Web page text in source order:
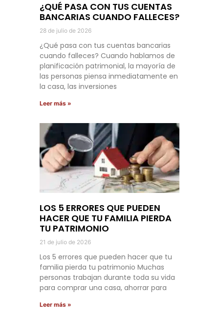
¿QUÉ PASA CON TUS CUENTAS
BANCARIAS CUANDO FALLECES?
28 de julio de 2026
¿Qué pasa con tus cuentas bancarias
cuando falleces? Cuando hablamos de
planificación patrimonial, la mayoría de
las personas piensa inmediatamente en
la casa, las inversiones
Leer más »
LOS 5 ERRORES QUE PUEDEN
HACER QUE TU FAMILIA PIERDA
TU PATRIMONIO
21 de julio de 2026
Los 5 errores que pueden hacer que tu
familia pierda tu patrimonio Muchas
personas trabajan durante toda su vida
para comprar una casa, ahorrar para
Leer más »